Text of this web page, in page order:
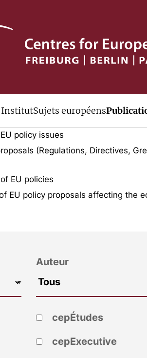
InstitutSujets européens
published by
policy issues
(Regulations, Directives,
EU policies
EU policy proposals affecting the
Auteur
cepÉtudes
cepExecutive